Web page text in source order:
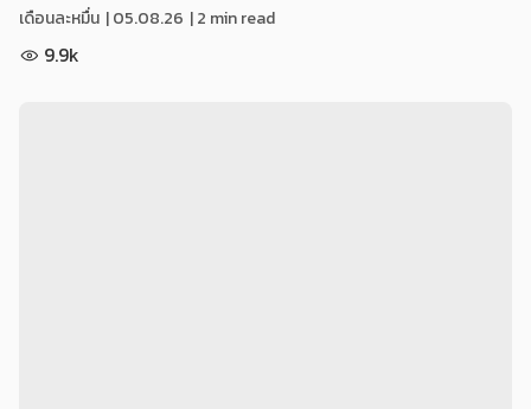
เดือนละหมื่น |05.08.26 | 2 min read
9.9k